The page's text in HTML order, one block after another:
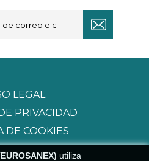
utiliza
LEGAL
PRIVACIDAD
DE COOKIES